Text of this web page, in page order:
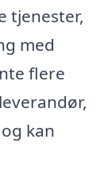
tjenester,
med
flere
kan